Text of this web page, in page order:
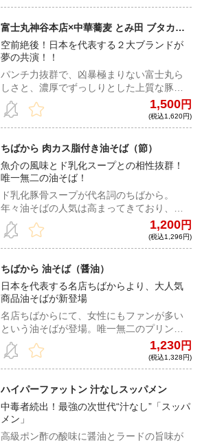
どの完成度を誇る。
富士丸神谷本店×中華蕎麦 とみ田 ブタカス
アブラソバ (TOKYO-X極悪汁付き)
空前絶後！日本を代表する２大ブランドが
夢の共演！！
パンチ力抜群で、凶暴極まりない富士丸ら
しさと、濃厚でずっしりとした上質な豚の
旨みが特徴のとみ田らしさが、奇跡の融
合。極悪汁と名付けた追いダレで、更に破
壊力を増す！
1,500円
(税込1,620円)
ちばから 肉カス脂付き油そば（節）
魚介の風味とド乳化スープとの相性抜群！
唯一無二の油そば！
ド乳化豚骨スープが代名詞のちばから。
年々油そばの人気は高まってきており、中
でも油そば節は常連の間では大人気商品と
して君臨する。他では味わえない一杯だ。
1,200円
(税込1,296円)
ちばから 油そば（醤油）
日本を代表する名店ちばからより、大人気
商品油そばが新登場
名店ちばからにて、女性にもファンが多い
という油そばが登場。唯一無二のプリンプ
リンな弾力を誇る自家製麺をダイレクトに
味わえる逸品は、らーめんと並ぶ看板商品
だ！
1,230円
(税込1,328円)
ハイパーファットン 汁なしスッパメン
中毒者続出！最強の次世代“汁なし”「スッパ
メン」
高級ポン酢の酸味に醤油とラードの旨味が